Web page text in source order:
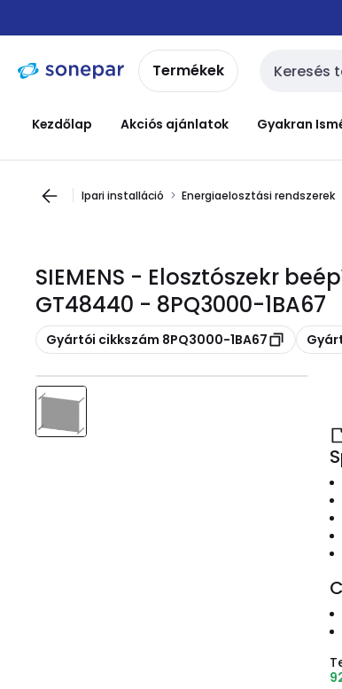
navigációhoztartalomra
Termékek Keresési
Kezdőlap Akciós ajánlatok Gyakran
Ipari installáció Energiaelosztási rendszerek
SIEMENS - Elosztószekr
GT48440 - 8PQ3000-1BA67
Másolás
Gyártói cikkszám 8PQ3000-1BA67